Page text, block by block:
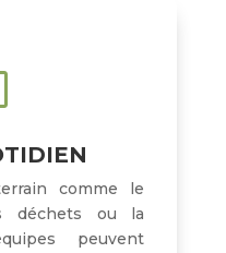
comme le
déchets ou la
peuvent